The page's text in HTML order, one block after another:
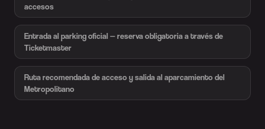
accesos
Entrada al parking oficial — reserva obligatoria a través de
Ticketmaster
Ruta recomendada de acceso y salida al aparcamiento del
Metropolitano